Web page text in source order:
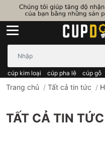
cúp kim loại cúp pha lê cúp gỗ
Trang chủ / Tất cả tin tức /
TẤT CẢ TIN TỨC